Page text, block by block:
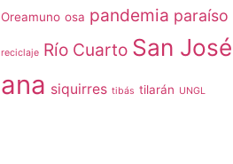
Oreamuno osa pandemia paraíso
reciclaje Río Cuarto San José
ana siquirres tibás tilarán UNGL